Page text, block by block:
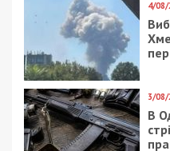
23/02/2021 - 20:16
В Днепре прошла
акция протеста в
поддержку Стерненко:
фото, видео